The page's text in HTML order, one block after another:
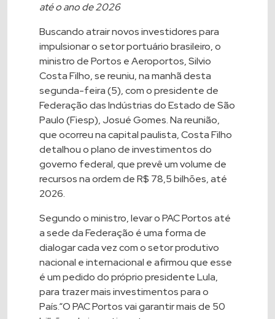
até o ano de 2026
Buscando atrair novos investidores para
impulsionar o setor portuário brasileiro, o
ministro de Portos e Aeroportos, Silvio
Costa Filho, se reuniu, na manhã desta
segunda-feira (5), com o presidente de
Federação das Indústrias do Estado de São
Paulo (Fiesp), Josué Gomes. Na reunião,
que ocorreu na capital paulista, Costa Filho
detalhou o plano de investimentos do
governo federal, que prevê um volume de
recursos na ordem de R$ 78,5 bilhões, até
2026.
Segundo o ministro, levar o PAC Portos até
a sede da Federação é uma forma de
dialogar cada vez com o setor produtivo
nacional e internacional e afirmou que esse
é um pedido do próprio presidente Lula,
para trazer mais investimentos para o
País.“O PAC Portos vai garantir mais de 50